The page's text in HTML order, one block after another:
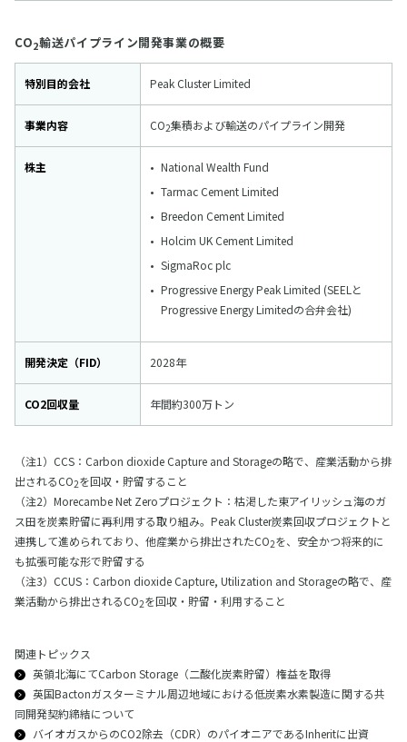
CO2輸送パイプライン開発事業の概要
特別目的会社 Peak Cluster Limited
事業内容 CO2集積および輸送のパイプライン開発
株主
National Wealth Fund
Tarmac Cement Limited
Breedon Cement Limited
Holcim UK Cement Limited
SigmaRoc plc
Progressive Energy Peak Limited (SEELと
Progressive Energy Limitedの合弁会社)
開発決定（FID） 2028年
CO2回収量 年間約300万トン
（注1）CCS：Carbon dioxide Capture and Storageの略で、産業活動から排
出されるCO2を回収・貯留すること
（注2）Morecambe Net Zeroプロジェクト：枯渇した東アイリッシュ海のガ
ス田を炭素貯留に再利用する取り組み。Peak Cluster炭素回収プロジェクトと
連携して進められており、他産業から排出されたCO2を、安全かつ将来的に
も拡張可能な形で貯留する
（注3）CCUS：Carbon dioxide Capture, Utilization and Storageの略で、産
業活動から排出されるCO2を回収・貯留・利用すること
関連トピックス
英領北海にてCarbon Storage（二酸化炭素貯留）権益を取得
英国Bactonガスターミナル周辺地域における低炭素水素製造に関する共
同開発契約締結について
バイオガスからのCO2除去（CDR）のパイオニアであるInheritに出資